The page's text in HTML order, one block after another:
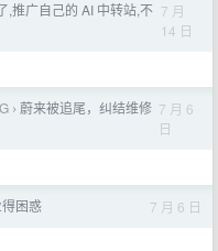
,推广自己的 AI 中转站,不 7 月
14 日
› 蔚来被追尾，纠结维修 7 月 6
日
困惑 7 月 6 日